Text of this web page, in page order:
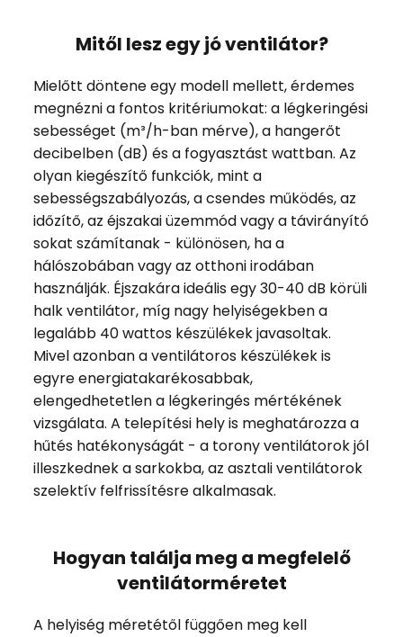
Mitől lesz egy jó ventilátor?
Mielőtt döntene egy modell mellett, érdemes
megnézni a fontos kritériumokat: a légkeringési
sebességet (m³/h-ban mérve), a hangerőt
decibelben (dB) és a fogyasztást wattban. Az
olyan kiegészítő funkciók, mint a
sebességszabályozás, a csendes működés, az
időzítő, az éjszakai üzemmód vagy a távirányító
sokat számítanak - különösen, ha a
hálószobában vagy az otthoni irodában
használják. Éjszakára ideális egy 30-40 dB körüli
halk ventilátor, míg nagy helyiségekben a
legalább 40 wattos készülékek javasoltak.
Mivel azonban a ventilátoros készülékek is
egyre energiatakarékosabbak,
elengedhetetlen a légkeringés mértékének
vizsgálata. A telepítési hely is meghatározza a
hűtés hatékonyságát - a torony ventilátorok jól
illeszkednek a sarkokba, az asztali ventilátorok
szelektív felfrissítésre alkalmasak.
Hogyan találja meg a megfelelő
ventilátorméretet
A helyiség méretétől függően meg kell